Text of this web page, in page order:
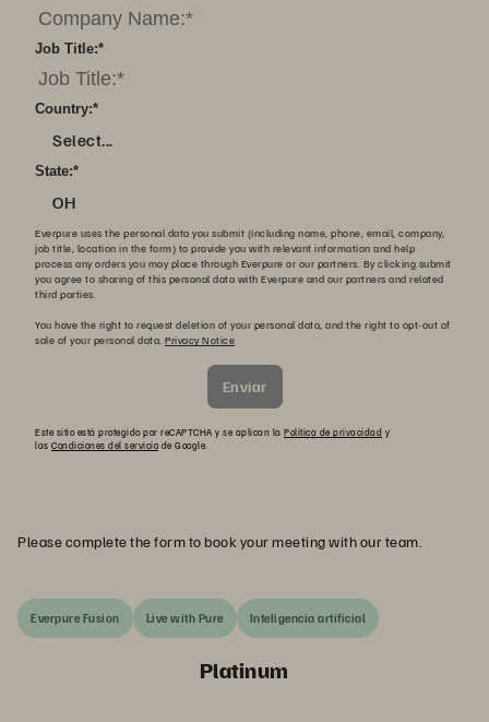
*
Job Title:
*
Country:
Select...
*
State:
OH
Everpure uses the personal data you submit (including name, phone, email, company,
job title, location in the form) to provide you with relevant information and help
process any orders you may place through Everpure or our partners. By clicking submit
you agree to sharing of this personal data with Everpure and our partners and related
third parties.
You have the right to request deletion of your personal data, and the right to opt-out of
sale of your personal data. Privacy Notice
Enviar
Este sitio está protegido por reCAPTCHA y se aplican la Política de privacidad y
las Condiciones del serviciode Google.
Please complete the form to book your meeting with our team.
Everpure Fusion Live with Pure Inteligencia artificial
Platinum